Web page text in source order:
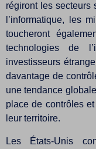
régiront les secteurs
l’informatique, les
toucheront
technologies de
investisseurs
davantage de
une tendance
place de contrôles
leur territoire.
Les États-Unis